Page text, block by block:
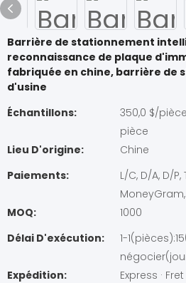
Barrière de stationnement
reconnaissance de plaque
fabriquée en chine, barrière de
d'usine
Échantillons:
350,0 $/
pièce
Lieu D'origine:
Chine
Paiements:
L/C, D/A, D/
MOQ:
1000
Délai D'exécution:
1-
Expédition:
Express ·